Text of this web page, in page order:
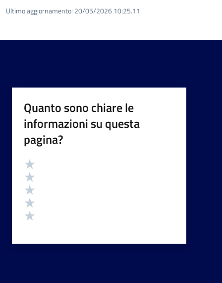
Ultimo aggiornamento: 20/05/2026 10:25.11
Quanto sono chiare le
informazioni su questa
pagina?
Valutazione